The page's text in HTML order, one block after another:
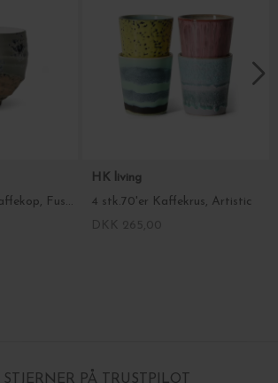
Artist Ceramics Kaffekop, Fused
HK living
4 stk.70'er Kaffekrus, Artistic
STJERNER PÅ TRUSTPILOT